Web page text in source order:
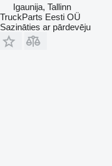
Igaunija, Tallinn
TruckParts Eesti OÜ
Sazināties ar pārdevēju